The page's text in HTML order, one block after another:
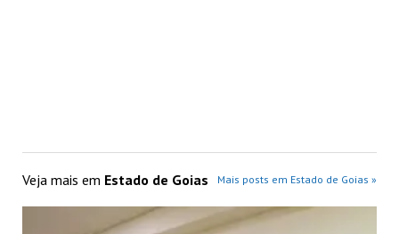
Veja mais em Estado de Goias Mais posts em Estado de Goias »